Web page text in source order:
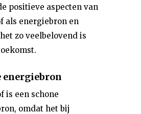
positieve aspecten van
als energiebron en
zo veelbelovend is
energiebron
is een schone
omdat het bij